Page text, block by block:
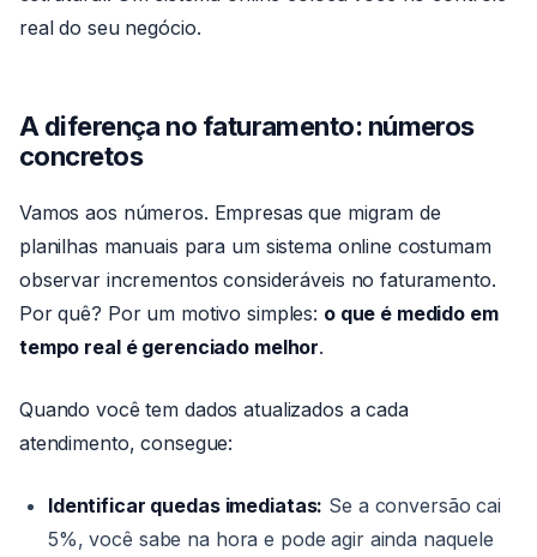
real do seu negócio.
A diferença no faturamento: números
concretos
Vamos aos números. Empresas que migram de
planilhas manuais para um sistema online costumam
observar incrementos consideráveis no faturamento.
Por quê? Por um motivo simples: o que é medido em
tempo real é gerenciado melhor.
Quando você tem dados atualizados a cada
atendimento, consegue:
Identificar quedas imediatas: Se a conversão cai
5%, você sabe na hora e pode agir ainda naquele